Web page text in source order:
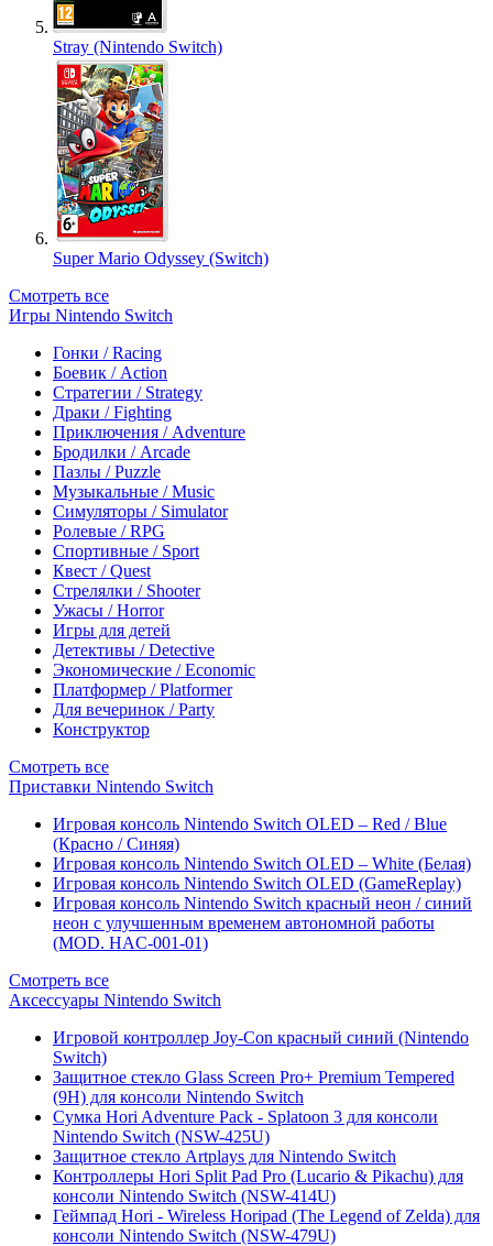
Stray (Nintendo Switch)
Super Mario Odyssey (Switch)
Смотреть все
Игры Nintendo Switch
Гонки / Racing
Боевик / Action
Стратегии / Strategy
Драки / Fighting
Приключения / Adventure
Бродилки / Arcade
Пазлы / Puzzle
Музыкальные / Music
Симуляторы / Simulator
Ролевые / RPG
Спортивные / Sport
Квест / Quest
Стрелялки / Shooter
Ужасы / Horror
Игры для детей
Детективы / Detective
Экономические / Economic
Платформер / Platformer
Для вечеринок / Party
Конструктор
Смотреть все
Приставки Nintendo Switch
Игровая консоль Nintendo Switch OLED – Red / Blue
(Красно / Синяя)
Игровая консоль Nintendo Switch OLED – White (Белая)
Игровая консоль Nintendo Switch OLED (GameReplay)
Игровая консоль Nintendo Switch красный неон / синий
неон с улучшенным временем автономной работы
(MOD. HAC-001-01)
Смотреть все
Аксессуары Nintendo Switch
Игровой контроллер Joy-Con красный синий (Nintendo
Switch)
Защитное стекло Glass Screen Pro+ Premium Tempered
(9H) для консоли Nintendo Switch
Сумка Hori Adventure Pack - Splatoon 3 для консоли
Nintendo Switch (NSW-425U)
Защитное стекло Artplays для Nintendo Switch
Контроллеры Hori Split Pad Pro (Lucario & Pikachu) для
консоли Nintendo Switch (NSW-414U)
Геймпад Hori - Wireless Horipad (The Legend of Zelda) для
консоли Nintendo Switch (NSW-479U)